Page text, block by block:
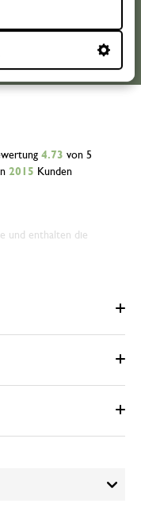
4.73 von 5
2015 Kunden
und enthalten die